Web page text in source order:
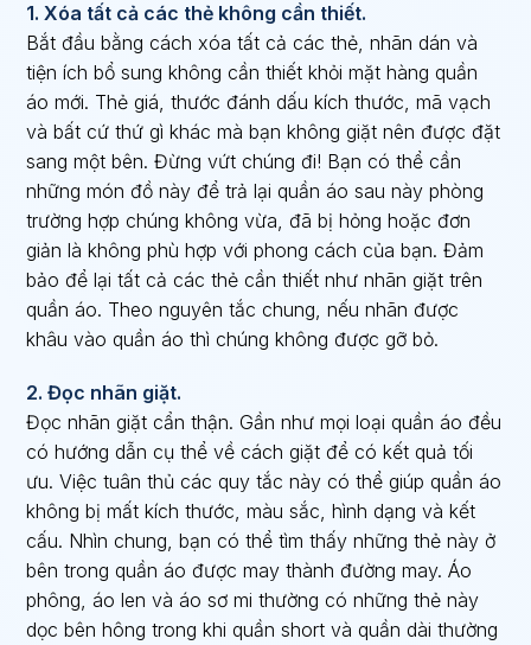
1. Xóa tất cả các thẻ không cần thiết.
Bắt đầu bằng cách xóa tất cả các thẻ, nhãn dán và
tiện ích bổ sung không cần thiết khỏi mặt hàng quần
áo mới. Thẻ giá, thước đánh dấu kích thước, mã vạch
và bất cứ thứ gì khác mà bạn không giặt nên được đặt
sang một bên. Đừng vứt chúng đi! Bạn có thể cần
những món đồ này để trả lại quần áo sau này phòng
trường hợp chúng không vừa, đã bị hỏng hoặc đơn
giản là không phù hợp với phong cách của bạn. Đảm
bảo để lại tất cả các thẻ cần thiết như nhãn giặt trên
quần áo. Theo nguyên tắc chung, nếu nhãn được
khâu vào quần áo thì chúng không được gỡ bỏ.
2. Đọc nhãn giặt.
Đọc nhãn giặt cẩn thận. Gần như mọi loại quần áo đều
có hướng dẫn cụ thể về cách giặt để có kết quả tối
ưu. Việc tuân thủ các quy tắc này có thể giúp quần áo
không bị mất kích thước, màu sắc, hình dạng và kết
cấu. Nhìn chung, bạn có thể tìm thấy những thẻ này ở
bên trong quần áo được may thành đường may. Áo
phông, áo len và áo sơ mi thường có những thẻ này
dọc bên hông trong khi quần short và quần dài thường